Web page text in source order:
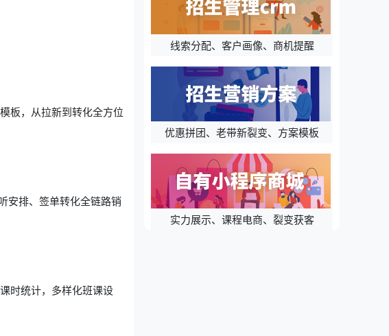
板，从拉新到转化全方位
安排、签单转化全链路销
时统计，多样化班课设
线索分配、客户画像、商机提醒
优惠拼团、老带新裂变、方案模板
实力展示、课程电商、裂变获客